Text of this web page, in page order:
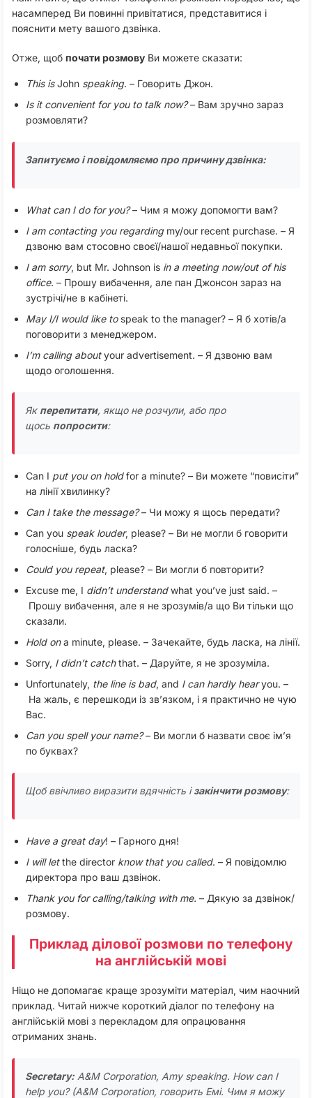
насамперед Ви повинні привітатися, представитися і
пояснити мету вашого дзвінка.
Отже, щоб почати розмову Ви можете сказати:
This isJohn speaking. – Говорить Джон.
Is it convenient for you to talk now?– Вам зручно зараз
розмовляти?
Запитуємо і повідомляємо про причину дзвінка:
What can I do for you?– Чим я можу допомогти вам?
I am contacting you regardingmy/our recent purchase. – Я
дзвоню вам стосовно своєї/нашої недавньої покупки.
I am sorry, but Mr. Johnson is in a meeting now/out of his
office. – Прошу вибачення, але пан Джонсон зараз на
зустрічі/не в кабінеті.
May I/I would like to speak to the manager? – Я б хотів/а
поговорити з менеджером.
I’m calling aboutyour advertisement. – Я дзвоню вам
щодо оголошення.
Як перепитати, якщо не розчули, або про
щось попросити:
Can I put you on holdfor a minute? – Ви можете “повисіти”
на лінії хвилинку?
Can I take the message?– Чи можу я щось передати?
Can you speak louder, please? – Ви не могли б говорити
голосніше, будь ласка?
Could you repeat, please? – Ви могли б повторити?
Excuse me, I didn’t understandwhat you’ve just said. –
Прошу вибачення, але я не зрозумів/а що Ви тільки що
сказали.
Hold ona minute, please. – Зачекайте, будь ласка, на лінії.
Sorry, I didn’t catchthat. – Даруйте, я не зрозуміла.
Unfortunately, the line is bad, and I can hardly hearyou. –
На жаль, є перешкоди із зв’язком, і я практично не чую
Вас.
Can you spell your name?– Ви могли б назвати своє ім’я
по буквах?
Щоб ввічливо виразити вдячність ізакінчити розмову:
Have a great day! – Гарного дня!
I will letthe director know that you called. – Я повідомлю
директора про ваш дзвінок.
Thank you for calling/talking with me. – Дякую за дзвінок/
розмову.
Приклад ділової розмови по телефону
на англійській мові
Ніщо не допомагає краще зрозуміти матеріал, чим наочний
приклад. Читай нижче короткий діалог по телефону на
англійській мові з перекладом для опрацювання
отриманих знань.
Secretary: A&M Corporation, Amy speaking. How can I
help you? (A&M Corporation, говорить Емі. Чим я можу